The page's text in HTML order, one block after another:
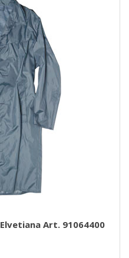
Art. 91064400